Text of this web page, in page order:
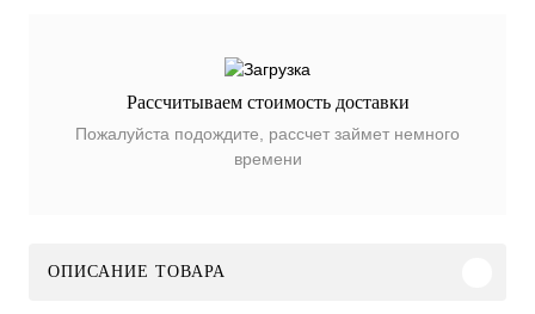
Рассчитываем стоимость доставки
Пожалуйста подождите, рассчет займет немного
времени
ОПИСАНИЕ ТОВАРА